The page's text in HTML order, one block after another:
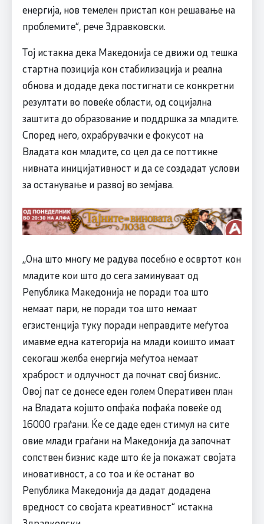
енергија, нов темелен пристап кон решавање на
проблемите“, рече Здравковски.
Тој истакна дека Македонија се движи од тешка
стартна позиција кон стабилизација и реална
обнова и додаде дека постигнати се конкретни
резултати во повеќе области, од социјална
заштита до образование и поддршка за младите.
Според него, охрабрувачки е фокусот на
Владата кон младите, со цел да се поттикне
нивната иницијативност и да се создадат услови
за останување и развој во земјава.
,,Она што многу ме радува посебно е освртот кон
младите кои што до сега заминуваат од
Република Македонија не поради тоа што
немаат пари, не поради тоа што немаат
егзистенција туку поради неправдите меѓутоа
имавме една категорија на млади коишто имаат
секогаш желба енергија меѓутоа немаат
храброст и одлучност да почнат свој бизнис.
Овој пат се донесе еден голем Оперативен план
на Владата којшто опфаќа пофаќа повеќе од
16000 граѓани. Ќе се даде еден стимул на сите
овие млади граѓани на Македонија да започнат
сопствен бизнис каде што ќе ја покажат својата
иновативност, а со тоа и ќе останат во
Република Македонија да дадат додадена
вредност со својата креативност“ истакна